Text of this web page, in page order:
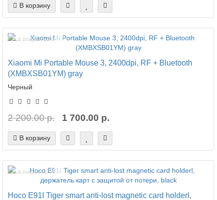
В корзину
Ваша скидка: -23%
Xiaomi Mi Portable Mouse 3, 2400dpi, RF + Bluetooth
(XMBXSB01YM) gray
Черный
2 200.00 р. 1 700.00 р.
В корзину
Ваша скидка: -17%
Hoco E91I Tiger smart anti-lost magnetic card holderl,